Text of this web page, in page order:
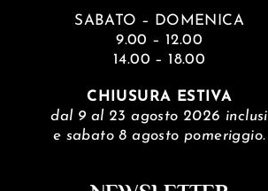
SABATO – DOMENICA
9.00 – 12.00
14.00 – 18.00
CHIUSURA ESTIVA
dal 9 al 23 agosto 2026 inclusi
e sabato 8 agosto pomeriggio.